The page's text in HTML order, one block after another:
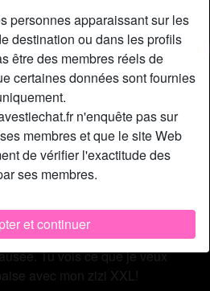
personnes apparaissant sur les
destination ou dans les profils
être des membres réels de
certaines données sont fournies
n'enquête pas sur
membres et que le site Web
de vérifier l'exactitude des
ses membres.
et continuer
À l'occasion
Depuis que je suis sous
je me transforme en femme
mais mon sexe grossit
pour te faire passer une nuit
te fait bander, contacte-
vie en famille, en épouse
peu pour moi, juste d’y penser
Tu vois ce que je veux
avec mon zizi XXL!